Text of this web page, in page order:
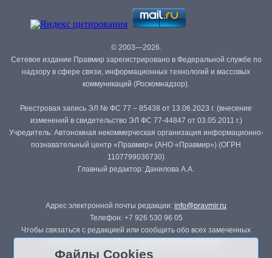
© 2003—2026.
Сетевое издание Правмир зарегистрировано в Федеральной службе по
надзору в сфере связи, информационных технологий и массовых
коммуникаций (Роскомнадзор).
Реестровая запись ЭЛ № ФС 77 – 85438 от 13.06.2023 г. (внесение
изменений в свидетельство ЭЛ ФС 77-44847 от 03.05.2011 г.)
Учредитель: Автономная некоммерческая организация информационно-
познавательный центр «Правмир» (АНО «Правмир») (ОГРН
1107799036730)
Главный редактор: Данилова А.А.
Адрес электронной почты редакции: info@pravmir.ru
Телефон: +7 926 530 96 05
Чтобы связаться с редакцией или сообщить обо всех замеченных
Файлы Cookies